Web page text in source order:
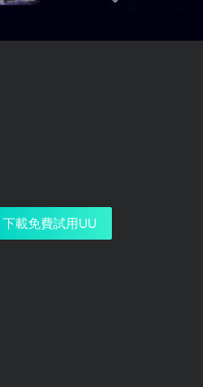
下載免費試用UU